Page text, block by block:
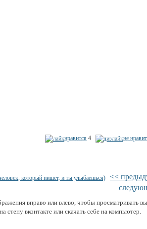
нравится 4 не
<<
вправо или влево, чтобы просматривать
стену вконтакте или скачать себе на компьютер.